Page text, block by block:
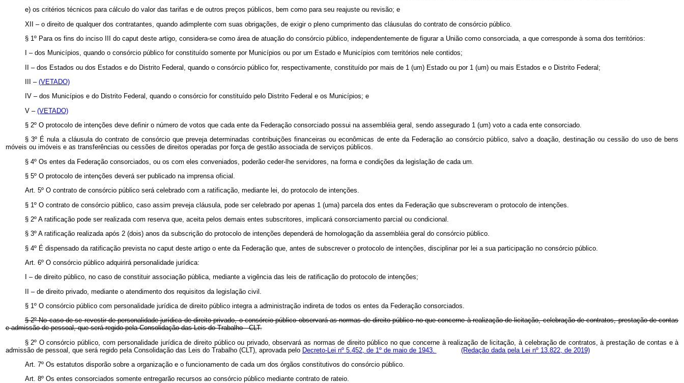
e) os critérios técnicos para cálculo do valor das tarifas e de outros preços públicos, bem como para seu reajuste ou revisão; e
XII – o direito de qualquer dos contratantes, quando adimplente com suas obrigações, de exigir o pleno cumprimento das cláusulas do contrato de consórcio público.
§ 1º Para os fins do inciso III do caput deste artigo, considera-se como área de atuação do consórcio público, independentemente de figurar a União como consorciada, a que corresponde à soma dos territórios:
I – dos Municípios, quando o consórcio público for constituído somente por Municípios ou por um Estado e Municípios com territórios nele contidos;
II – dos Estados ou dos Estados e do Distrito Federal, quando o consórcio público for, respectivamente, constituído por mais de 1 (um) Estado ou por 1 (um) ou mais Estados e o Distrito Federal;
III – (VETADO)
IV – dos Municípios e do Distrito Federal, quando o consórcio for constituído pelo Distrito Federal e os Municípios; e
V – (VETADO)
§ 2º O protocolo de intenções deve definir o número de votos que cada ente da Federação consorciado possui na assembléia geral, sendo assegurado 1 (um) voto a cada ente consorciado.
§ 3º É nula a cláusula do contrato de consórcio que preveja determinadas contribuições financeiras ou econômicas de ente da Federação ao consórcio público, salvo a doação, destinação ou cessão do uso de bens
móveis ou imóveis e as transferências ou cessões de direitos operadas por força de gestão associada de serviços públicos.
§ 4º Os entes da Federação consorciados, ou os com eles conveniados, poderão ceder-lhe servidores, na forma e condições da legislação de cada um.
§ 5º O protocolo de intenções deverá ser publicado na imprensa oficial.
Art. 5º O contrato de consórcio público será celebrado com a ratificação, mediante lei, do protocolo de intenções.
§ 1º O contrato de consórcio público, caso assim preveja cláusula, pode ser celebrado por apenas 1 (uma) parcela dos entes da Federação que subscreveram o protocolo de intenções.
§ 2º A ratificação pode ser realizada com reserva que, aceita pelos demais entes subscritores, implicará consorciamento parcial ou condicional.
§ 3º A ratificação realizada após 2 (dois) anos da subscrição do protocolo de intenções dependerá de homologação da assembléia geral do consórcio público.
§ 4º É dispensado da ratificação prevista no caput deste artigo o ente da Federação que, antes de subscrever o protocolo de intenções, disciplinar por lei a sua participação no consórcio público.
Art. 6º O consórcio público adquirirá personalidade jurídica:
I – de direito público, no caso de constituir associação pública, mediante a vigência das leis de ratificação do protocolo de intenções;
II – de direito privado, mediante o atendimento dos requisitos da legislação civil.
§ 1º O consórcio público com personalidade jurídica de direito público integra a administração indireta de todos os entes da Federação consorciados.
§ 2º No caso de se revestir de personalidade jurídica de direito privado, o consórcio público observará as normas de direito público no que concerne à realização de licitação, celebração de contratos, prestação de contas
e admissão de pessoal, que será regido pela Consolidação das Leis do Trabalho - CLT.
§ 2º O consórcio público, com personalidade jurídica de direito público ou privado, observará as normas de direito público no que concerne à realização de licitação, à celebração de contratos, à prestação de contas e à
admissão de pessoal, que será regido pela Consolidação das Leis do Trabalho (CLT), aprovada pelo Decreto-Lei nº 5.452, de 1º de maio de 1943.
(Redação dada pela Lei nº 13.822, de 2019)
Art. 7º Os estatutos disporão sobre a organização e o funcionamento de cada um dos órgãos constitutivos do consórcio público.
Art. 8º Os entes consorciados somente entregarão recursos ao consórcio público mediante contrato de rateio.